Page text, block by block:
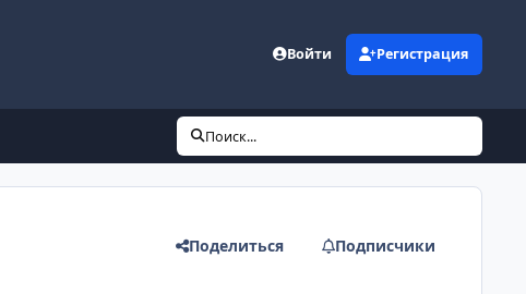
Войти Регистрация
Поиск...
Поделиться Подписчики